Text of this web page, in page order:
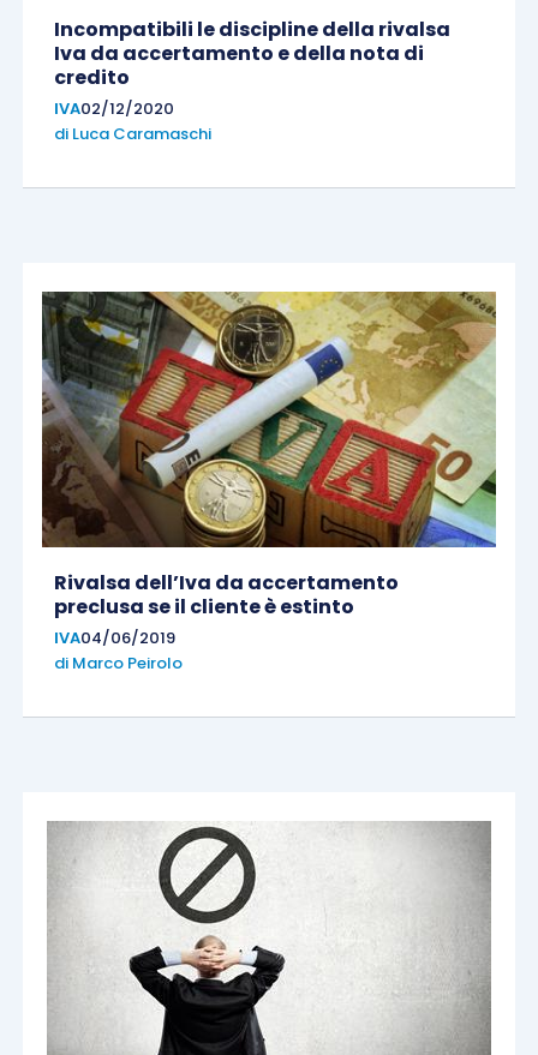
Incompatibili le discipline della rivalsa
Iva da accertamento e della nota di
credito
IVA02/12/2020
di Luca Caramaschi
Rivalsa dell’Iva da accertamento
preclusa se il cliente è estinto
IVA04/06/2019
di Marco Peirolo